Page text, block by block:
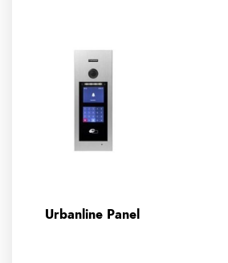
Urbanline Panel